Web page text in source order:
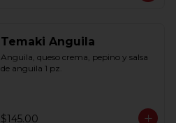
Temaki Anguila
Anguila, queso crema, pepino y salsa
de anguila 1 pz.
$145.00